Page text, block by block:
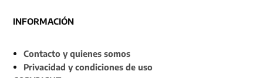
INFORMACIÓN
Contacto y quienes somos
Privacidad y condiciones de uso